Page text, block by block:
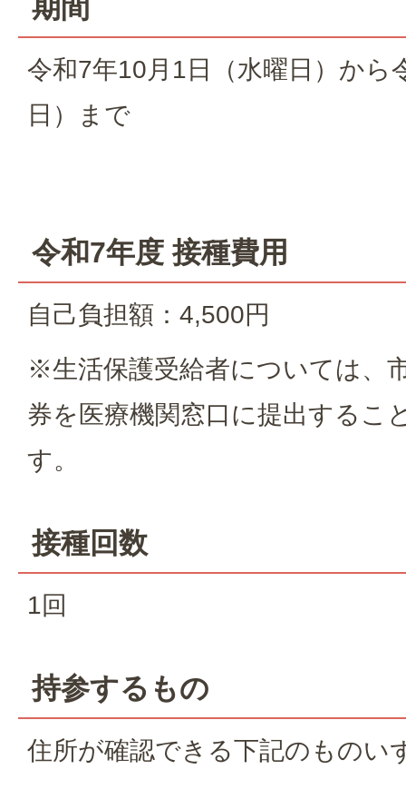
期間
令和7年10月1日（水曜日）から
日）まで
令和7年度 接種費用
自己負担額：4,500円
※生活保護受給者については、
券を医療機関窓口に提出するこ
す。
接種回数
1回
持参するもの
住所が確認できる下記のものい